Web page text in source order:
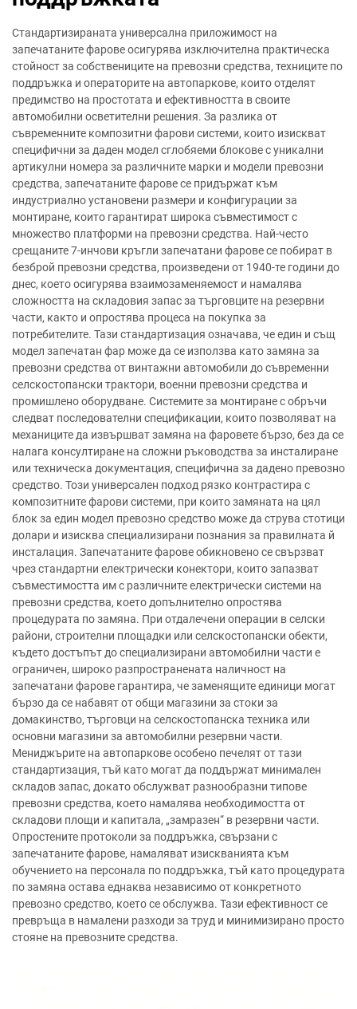
Стандартизираната универсална приложимост на
запечатаните фарове осигурява изключителна практическа
стойност за собствениците на превозни средства, техниците по
поддръжка и операторите на автопаркове, които отделят
предимство на простотата и ефективността в своите
автомобилни осветителни решения. За разлика от
съвременните композитни фарови системи, които изискват
специфични за даден модел сглобяеми блокове с уникални
артикулни номера за различните марки и модели превозни
средства, запечатаните фарове се придържат към
индустриално установени размери и конфигурации за
монтиране, които гарантират широка съвместимост с
множество платформи на превозни средства. Най-често
срещаните 7-инчови кръгли запечатани фарове се побират в
безброй превозни средства, произведени от 1940-те години до
днес, което осигурява взаимозаменяемост и намалява
сложността на складовия запас за търговците на резервни
части, както и опростява процеса на покупка за
потребителите. Тази стандартизация означава, че един и същ
модел запечатан фар може да се използва като замяна за
превозни средства от винтажни автомобили до съвременни
селскостопански трактори, военни превозни средства и
промишлено оборудване. Системите за монтиране с обръчи
следват последователни спецификации, които позволяват на
механиците да извършват замяна на фаровете бързо, без да се
налага консултиране на сложни ръководства за инсталиране
или техническа документация, специфична за дадено превозно
средство. Този универсален подход рязко контрастира с
композитните фарови системи, при които замяната на цял
блок за един модел превозно средство може да струва стотици
долари и изисква специализирани познания за правилната й
инсталация. Запечатаните фарове обикновено се свързват
чрез стандартни електрически конектори, които запазват
съвместимостта им с различните електрически системи на
превозни средства, което допълнително опростява
процедурата по замяна. При отдалечени операции в селски
райони, строителни площадки или селскостопански обекти,
където достъпът до специализирани автомобилни части е
ограничен, широко разпространената наличност на
запечатани фарове гарантира, че заменящите единици могат
бързо да се набавят от общи магазини за стоки за
домакинство, търговци на селскостопанска техника или
основни магазини за автомобилни резервни части.
Мениджърите на автопаркове особено печелят от тази
стандартизация, тъй като могат да поддържат минимален
складов запас, докато обслужват разнообразни типове
превозни средства, което намалява необходимостта от
складови площи и капитала, „замразен“ в резервни части.
Опростените протоколи за поддръжка, свързани с
запечатаните фарове, намаляват изискванията към
обучението на персонала по поддръжка, тъй като процедурата
по замяна остава еднаква независимо от конкретното
превозно средство, което се обслужва. Тази ефективност се
превръща в намалени разходи за труд и минимизирано просто
стояне на превозните средства.